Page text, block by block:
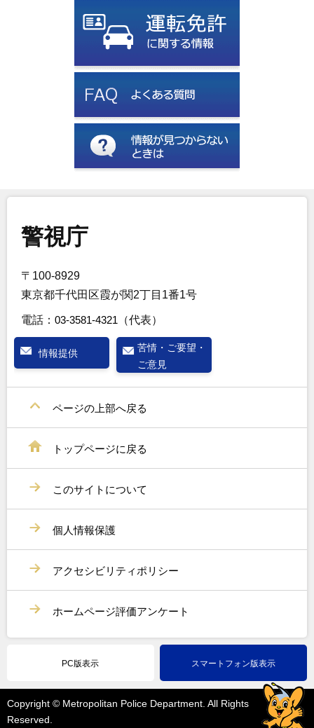
警視庁
〒100-8929
東京都千代田区霞が関2丁目1番1号
電話： 03-3581-4321 （代表）
情報提供
苦情・ご要望・
ご意見
ページの上部へ戻る
トップページに戻る
このサイトについて
個人情報保護
アクセシビリティポリシー
ホームページ評価アンケート
PC版表示 スマートフォン版表示
Copyright © Metropolitan Police Department. All Rights
Reserved.